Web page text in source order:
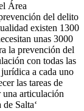
Área
del delito
existen 1300
unas 3000
la prevención del
con todas las
a cada uno
las tareas de
una articulación
Salta‘